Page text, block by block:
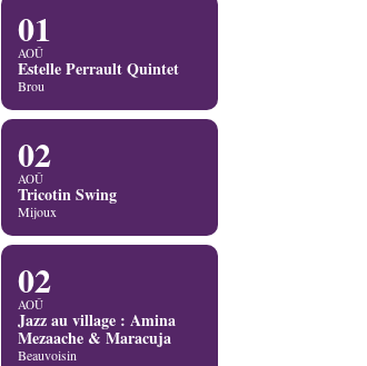
01
AOÛ
Estelle Perrault Quintet
Brou
02
AOÛ
Tricotin Swing
Mijoux
02
AOÛ
Jazz au village : Amina
Mezaache & Maracuja
Beauvoisin